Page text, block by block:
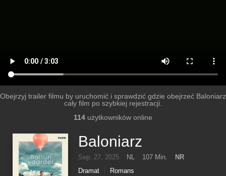
Obejrzyj trailer filmu by uruchomić i sprawdzić gdzie obejrzeć Baloniarz
cały film po szybkiej rejestracji.
114 użytkowników online
Baloniarz
Sep. 27, 2025 NL 107 Min.
NR
Dramat
Romans